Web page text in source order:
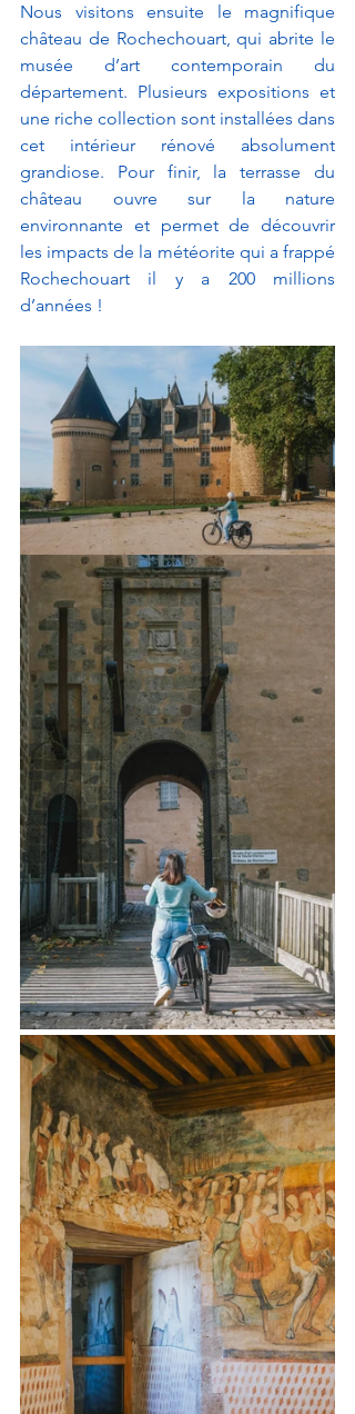
Nous visitons ensuite le magnifique
château de Rochechouart, qui abrite le
musée d’art contemporain du
département. Plusieurs expositions et
une riche collection sont installées dans
cet intérieur rénové absolument
grandiose. Pour finir, la terrasse du
château ouvre sur la nature
environnante et permet de découvrir
les impacts de la météorite qui a frappé
Rochechouart il y a 200 millions
d’années !